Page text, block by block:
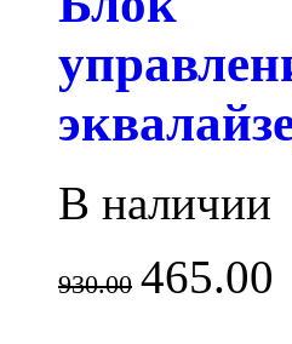
В наличии
930.00 465.00